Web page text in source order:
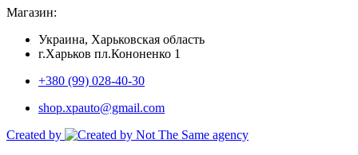
Магазин:
Украина, Харьковская область
г.Харьков пл.Кононенко 1
+380 (99) 028-40-30
shop.xpauto@gmail.com
Created by